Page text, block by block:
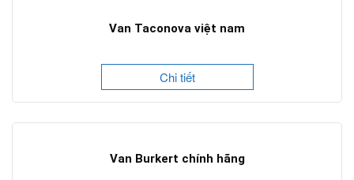
Van Taconova việt nam
Chi tiết
Van Burkert chính hãng